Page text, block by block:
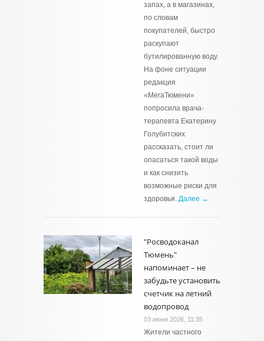
запах, а в магазинах,
по словам
покупателей, быстро
раскупают
бутилированную воду.
На фоне ситуации
редакция
«МегаТюмени»
попросила врача-
терапевта Екатерину
Голубитских
рассказать, стоит ли
опасаться такой воды
и как снизить
возможные риски для
здоровья. Далее →
"Росводоканал
Тюмень"
напоминает – не
забудьте установить
счетчик на летний
водопровод
03 июня 2026, 11:35
Жители частного